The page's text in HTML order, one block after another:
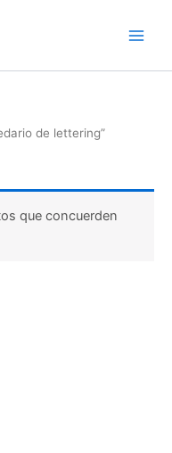
de lettering”
que concuerden